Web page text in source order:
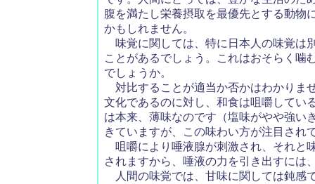
腹を満たし栄養摂取を最優先とする動物
かもしれません。
味覚に関しては、特に日本人の味覚は
ことがあるでしょう。これはおそらく噛
でしょうか。
対比することが適当か否かはわかりま
文化であるのに対し、和食は咀嚼してい
は本来、薄味なのです（塩味がやや強い
きていますが、この味わい方が注目され
咀嚼により唾液腺が刺激され、それと
されますから、唾液の力を引き出すには
人間の味覚では、甘味に関しては鈍感